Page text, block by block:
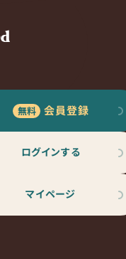
会員登録
ログインする
マイページ